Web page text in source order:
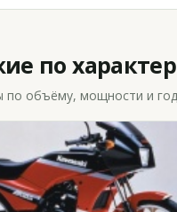
по
объёму, мощности и